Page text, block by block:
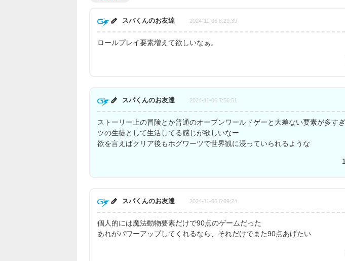
スパくんのお友達 2024-11-06 8:29:39
ロールプレイ要素増えて欲しいなぁ。
スパくんのお友達 2024-11-06 7:56:51
ストーリー上の冒険とか普通のオープンワールドゲーと大差ない要素が多す
ツの生徒として生活してる感じが欲しいなー
欲を言えばクリア後もホグワーツで世界観に浸っていられるような
スパくんのお友達 2024-11-06 6:09:24
個人的には魔法動物要素だけで90点のゲームだった
あれがパワーアップしてくれるなら、それだけでまた90点あげたい